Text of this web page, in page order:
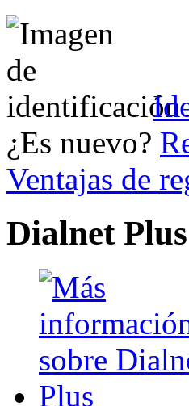
¿Es nuevo?
Ventajas de
Dialnet Plus